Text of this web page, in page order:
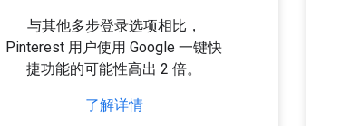
与其他多步登录选项相比，
Pinterest 用户使用 Google 一键快
捷功能的可能性高出 2 倍。
了解详情